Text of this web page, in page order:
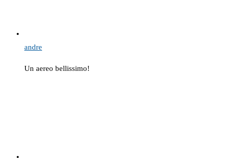
andre
Un aereo bellissimo!